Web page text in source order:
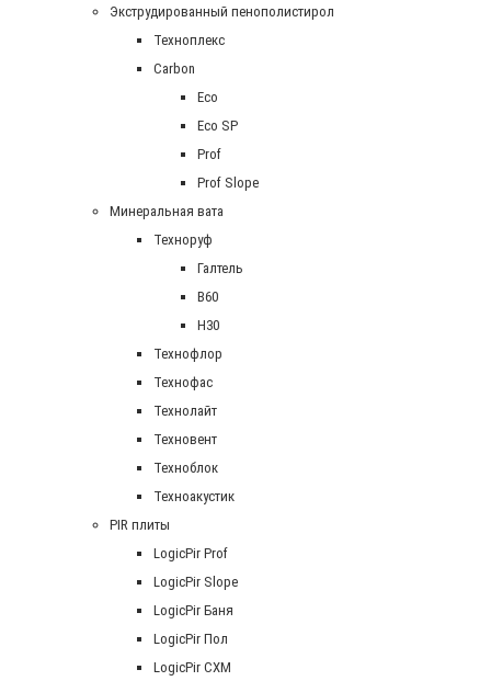
Экструдированный пенополистирол
Техноплекс
Carbon
Eco
Eco SP
Prof
Prof Slope
Минеральная вата
Техноруф
Галтель
В60
Н30
Технофлор
Технофас
Технолайт
Техновент
Техноблок
Техноакустик
PIR плиты
LogicPir Prof
LogicPir Slope
LogicPir Баня
LogicPir Пол
LogicPir СХМ